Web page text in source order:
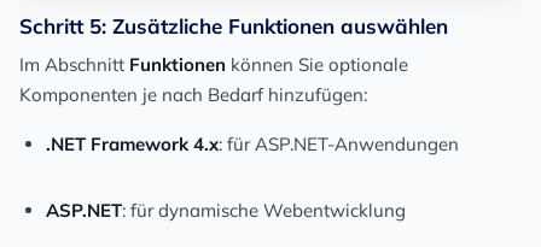
Schritt 5: Zusätzliche Funktionen auswählen
Im Abschnitt Funktionen können Sie optionale
Komponenten je nach Bedarf hinzufügen:
.NET Framework 4.x: für ASP.NET-Anwendungen
ASP.NET: für dynamische Webentwicklung